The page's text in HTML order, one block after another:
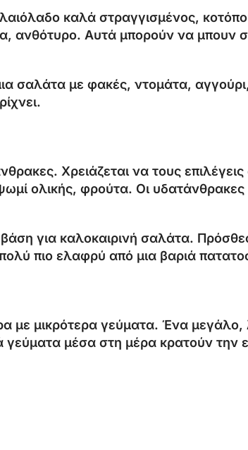
καλά στραγγισμένος,
ανθότυρο. Αυτά μπορούν να μπουν
σαλάτα με φακές, ντομάτα,
Χρειάζεται να τους
ολικής, φρούτα. Οι υδατάνθρακες
για καλοκαιρινή σαλάτα.
πιο ελαφρύ από μια βαριά
μικρότερα γεύματα. Ένα μεγάλο,
γεύματα μέσα στη μέρα κρατούν την